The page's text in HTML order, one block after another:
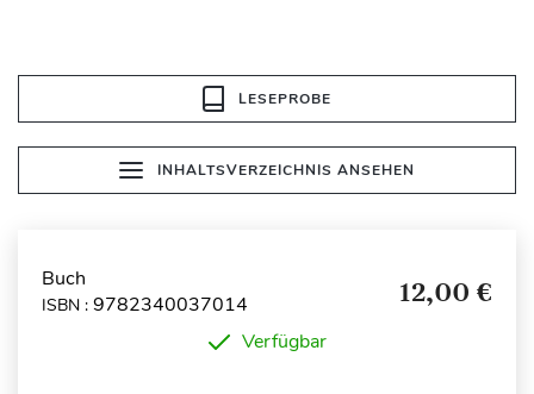
LESEPROBE
INHALTSVERZEICHNIS ANSEHEN
Buch
ISBN : 9782340037014 12,00 €
Verfügbar